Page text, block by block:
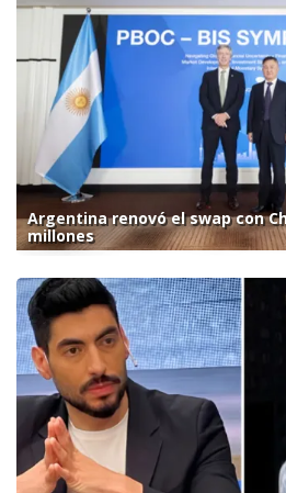
Argentina renovó el swap con
millones